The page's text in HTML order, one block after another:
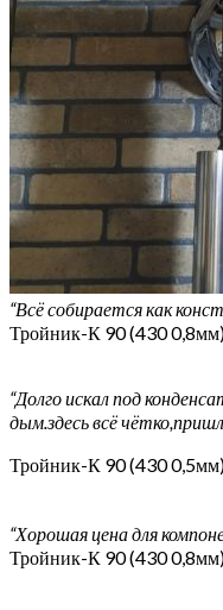
“Всё собирается как
Тройник-К 90 (430
“Долго искал под
дым.здесь всё
Тройник-К 90 (430
“Хорошая цена для
Тройник-К 90 (430